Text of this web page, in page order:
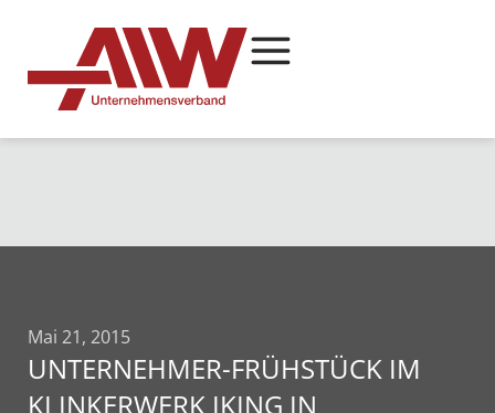
Mai 21, 2015
UNTERNEHMER-FRÜHSTÜCK IM
KLINKERWERK IKING IN